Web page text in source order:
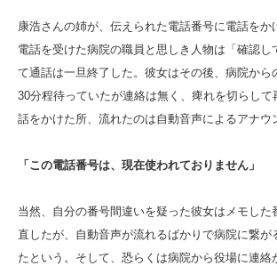
康浩さんの姉が、伝えられた電話番号に電話をか
電話を受けた病院の職員と思しき人物は「確認し
て通話は一旦終了した。彼女はその後、病院から
30分程待っていたが連絡は無く、痺れを切らし
話をかけた所、流れたのは自動音声によるアナウ
「この電話番号は、現在使われておりません」
当然、自分の番号間違いを疑った彼女はメモした
直したが、自動音声が流れるばかりで病院に繋が
たという。そして、恐らくは病院から役場に連絡